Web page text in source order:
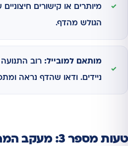
מיותרים או קישורים
הגולש מהדף.
מותאם למובייל: רוב
ניידים. ודאו שהדף נראה
טעות מספר 3: